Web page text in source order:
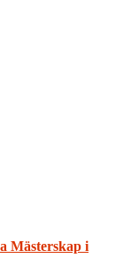
Mästerskap i